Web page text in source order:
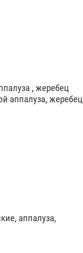
, жеребец
аппалуза, жеребец
аппалуза,